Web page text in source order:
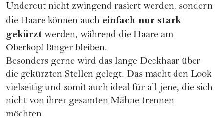
Undercut nicht zwingend rasiert werden, sondern
die Haare können auch einfach nur stark
gekürzt werden, während die Haare am
Oberkopf länger bleiben.
Besonders gerne wird das lange Deckhaar über
die gekürzten Stellen gelegt. Das macht den Look
vielseitig und somit auch ideal für all jene, die sich
nicht von ihrer gesamten Mähne trennen
möchten.